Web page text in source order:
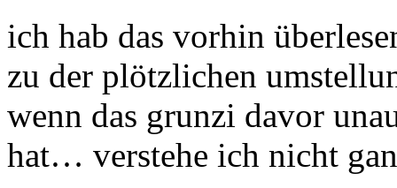
ich hab das vorhin
zu der plötzlichen
wenn das grunzi davor
hat… verstehe ich nicht